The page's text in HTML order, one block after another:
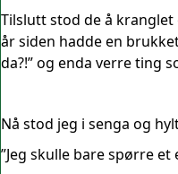
Tilslutt stod de å
år siden hadde en
da?!” og enda verre ting
Nå stod jeg i senga og
”Jeg skulle bare spørre